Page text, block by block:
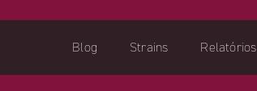
Blog Strains Relatórios